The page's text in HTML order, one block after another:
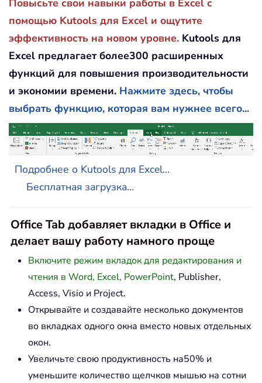
помощью Kutools для Excel и ощутите
эффективность на новом уровне. Kutools для
Excel предлагает более300 расширенных
функций для повышения производительности
и экономии времени. Нажмите здесь, чтобы
выбрать функцию, которая вам нужнее всего...
Подробнее о Kutools для Excel...
Бесплатная загрузка...
Office Tab добавляет вкладки в Office и
делает вашу работу намного проще
Включите режим вкладок для редактирования и
чтения в Word, Excel, PowerPoint, Publisher,
Access, Visio и Project.
Открывайте и создавайте несколько документов
во вкладках одного окна вместо новых отдельных
окон.
Увеличьте свою продуктивность на50% и
уменьшите количество щелчков мышью на сотни